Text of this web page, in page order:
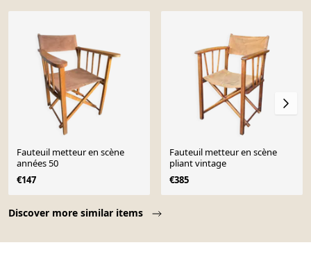
Discover more similar items
Fauteuil metteur en scène
années 50
€147
Fauteuil metteur en scène
pliant vintage
€385